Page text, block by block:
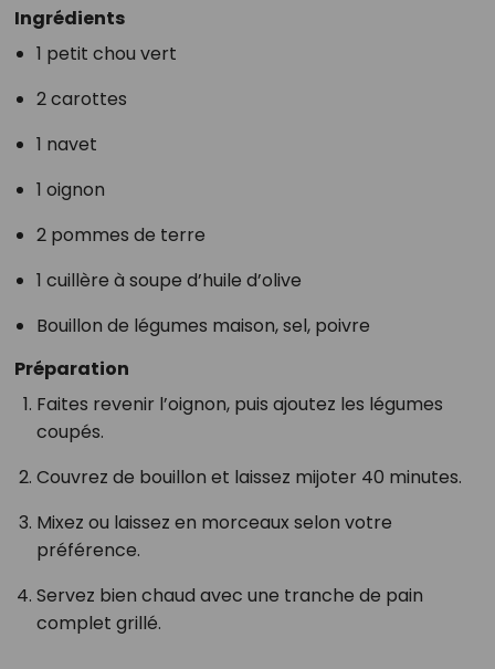
Ingrédients
1 petit chou vert
2 carottes
1 navet
1 oignon
2 pommes de terre
1 cuillère à soupe d’huile d’olive
Bouillon de légumes maison, sel, poivre
Préparation
Faites revenir l’oignon, puis ajoutez les légumes
coupés.
Couvrez de bouillon et laissez mijoter 40 minutes.
Mixez ou laissez en morceaux selon votre
préférence.
Servez bien chaud avec une tranche de pain
complet grillé.